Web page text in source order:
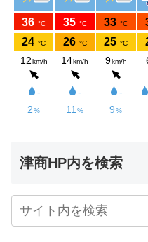
津商HP内を検索